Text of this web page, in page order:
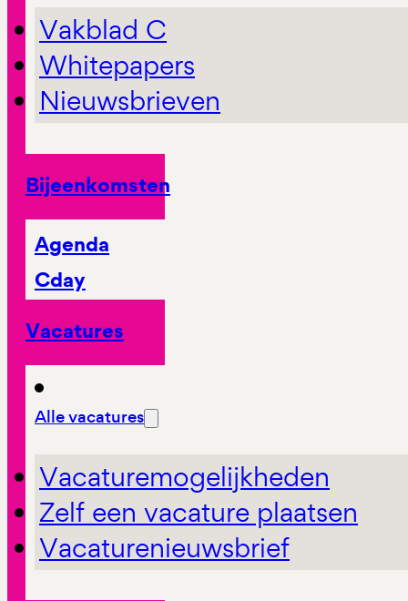
Vakblad C
Whitepapers
Nieuwsbrieven
Bijeenkomsten
Agenda
Cday
Vacatures
Alle vacatures
Vacaturemogelijkheden
Zelf een vacature plaatsen
Vacaturenieuwsbrief